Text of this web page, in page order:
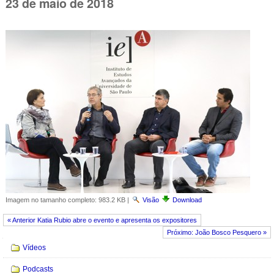
Imagem no tamanho completo: 983.2 KB| Visão Download
« Anterior Katia Rubio abre o evento e apresenta os expositores
Próximo: João Bosco Pesquero »
Navegação
Vídeos
Podcasts